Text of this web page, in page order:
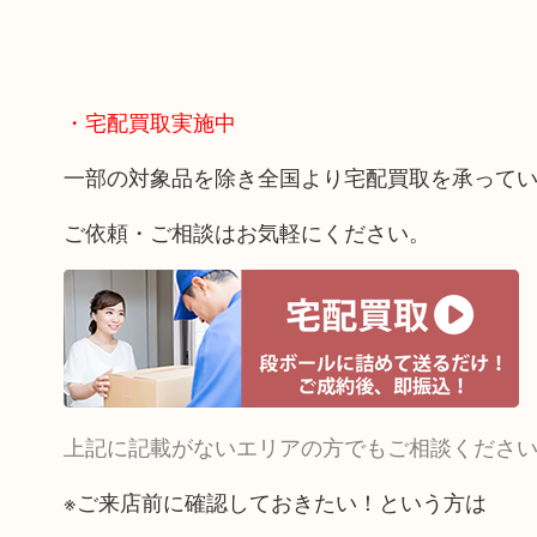
・宅配買取実施中
一部の対象品を除き全国より宅配買取を承ってい
ご依頼・ご相談はお気軽にください。
上記に記載がないエリアの方でもご相談ください
※ご来店前に確認しておきたい！という方は